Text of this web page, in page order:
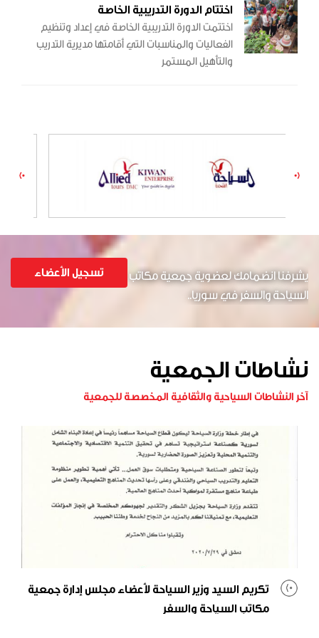
والأماكن التي يتم ترميمها حفاظا على مكانتها وهويتها.
اختتام الدورة التدريبية الخاصة
اختتمت الدورة التدريبية الخاصة في إعداد وتنظيم
الفعاليات والمناسبات التي أقامتها مديرية التدريب
والتأهيل المستمر
تسجيل الأعضاء
يشرفنا انضمامك لعضوية جمعية مكاتب
السياحة والسفر في سوريا..
نشاطات الجمعية
آخر النشاطات السياحية والثقافية المخصصة للجمعية
تكريم السيد وزير السياحة لأعضاء مجلس إدارة جمعية
مكاتب السياحة والسفر